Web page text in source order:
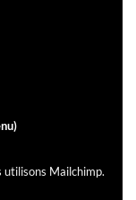
utilisons Mailchimp.